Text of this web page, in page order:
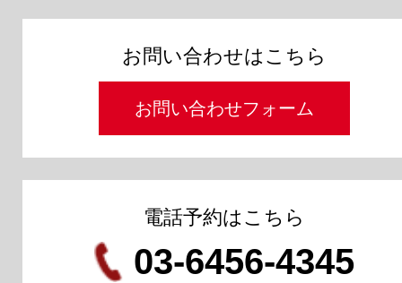
お問い合わせはこちら
お問い合わせフォーム
電話予約はこちら
03-6456-4345